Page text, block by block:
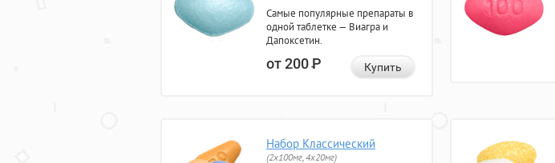
Самые популярные препараты в
одной таблетке — Виагра и
Дапоксетин.
от 200Р Купить
Набор Классический
(2x100мг, 4x20мг)